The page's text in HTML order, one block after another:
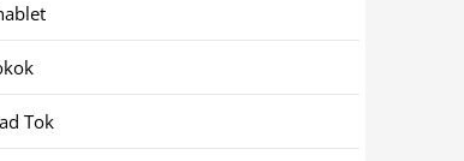
Tok